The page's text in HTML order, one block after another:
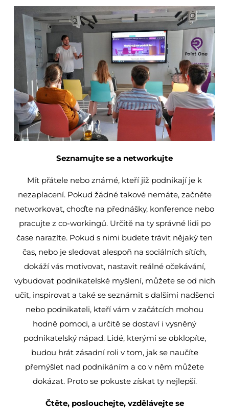
Seznamujte se a networkujte
Mít přátele nebo známé, kteří již podnikají je k
nezaplacení. Pokud žádné takové nemáte, začněte
networkovat, choďte na přednášky, konference nebo
pracujte z co-workingů. Určitě na ty správné lidi po
čase narazíte. Pokud s nimi budete trávit nějaký ten
čas, nebo je sledovat alespoň na sociálních sítích,
dokáží vás motivovat, nastavit reálné očekávání,
vybudovat podnikatelské myšlení, můžete se od nich
učit, inspirovat a také se seznámit s dalšími nadšenci
nebo podnikateli, kteří vám v začátcích mohou
hodně pomoci, a určitě se dostaví i vysněný
podnikatelský nápad. Lidé, kterými se obklopíte,
budou hrát zásadní roli v tom, jak se naučíte
přemýšlet nad podnikáním a co v něm můžete
dokázat. Proto se pokuste získat ty nejlepší.
Čtěte, poslouchejte, vzdělávejte se